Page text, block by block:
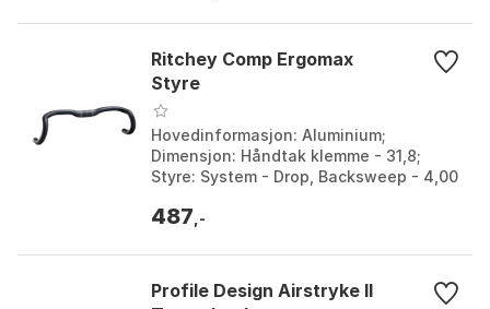
Ritchey Comp Ergomax
Styre
Hovedinformasjon: Aluminium;
Dimensjon: Håndtak klemme - 31,8;
Styre: System - Drop, Backsweep - 4,00
128 mm, Modellår - 20...
487 ,-
Profile Design Airstryke II